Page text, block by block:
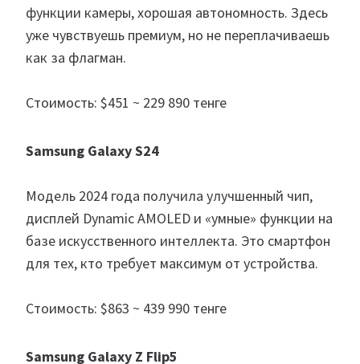
функции камеры, хорошая автономность. Здесь
уже чувствуешь премиум, но не переплачиваешь
как за флагман.
Стоимость: $451 ~ 229 890 тенге
Samsung Galaxy S24
Модель 2024 года получила улучшенный чип,
дисплей Dynamic AMOLED и «умные» функции на
базе искусственного интеллекта. Это смартфон
для тех, кто требует максимум от устройства.
Стоимость: $863 ~ 439 990 тенге
Samsung Galaxy Z Flip5